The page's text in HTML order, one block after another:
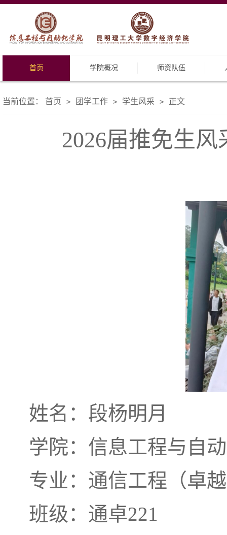
首页 学院概况 师资队伍
当前位置： 首页 > 团学工作 > 学生风采 > 正文
2026届推免生
姓名：段杨明月
学院：信息工程与自
专业：通信工程（卓
班级：通卓221